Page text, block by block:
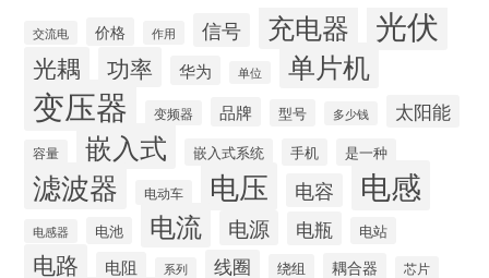
交流电 价格 作用 信号 充电器 光伏
光耦 功率 华为 单位 单片机
变压器 变频器 品牌 型号 多少钱 太阳能
容量 嵌入式 嵌入式系统 手机 是一种
滤波器 电动车 电压 电容 电感
电感器 电池 电流 电源 电瓶 电站
电路 电阻 系列 线圈 绕组 耦合器 芯片